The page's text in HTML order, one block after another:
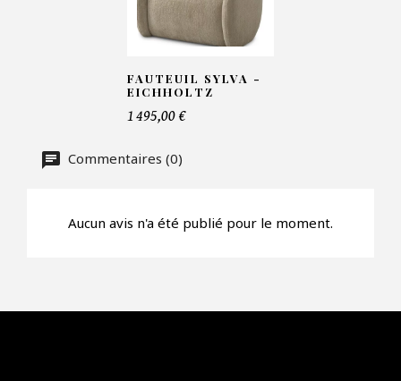
CAPTCHA
FAUTEUIL SYLVA -
EICHHOLTZ
1 495,00 €
Commentaires (0)
Aucun avis n'a été publié pour le moment.